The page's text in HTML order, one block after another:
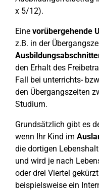
x 5/12).
Eine vorübergehende
z.B. in der
den Erhalt des
Fall bei unterrichts-
den Übergangszeiten
Studium.
Grundsätzlich gibt es
wenn Ihr Kind im
die dortigen
und wird je nach
oder drei Viertel
beispielsweise ein